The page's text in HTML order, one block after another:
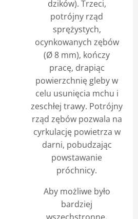
dzików). Trzeci,
potrójny rząd
sprężystych,
ocynkowanych zębów
(Ø 8 mm), kończy
pracę, drapiąc
powierzchnię gleby w
celu usunięcia mchu i
zeschłej trawy. Potrójny
rząd zębów pozwala na
cyrkulację powietrza w
darni, pobudzając
powstawanie
próchnicy.
Aby możliwe było
bardziej